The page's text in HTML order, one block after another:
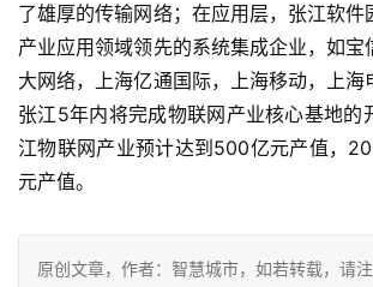
了雄厚的传输网络；在应用层，张江软件
产业应用领域领先的系统集成企业，如宝
大网络，上海亿通国际，上海移动，上海
张江5年内将完成物联网产业核心基地的
江物联网产业预计达到500亿元产值，
元产值。
原创文章，作者：智慧城市，如若转载，请注